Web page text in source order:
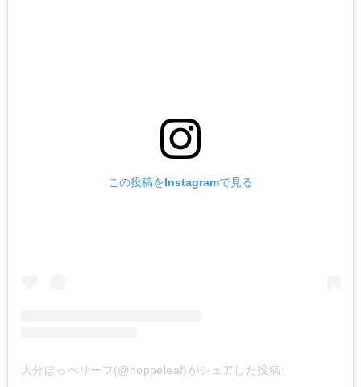
この投稿をInstagramで見る
大分ほっぺリーフ(@hoppeleaf)がシェアした投稿